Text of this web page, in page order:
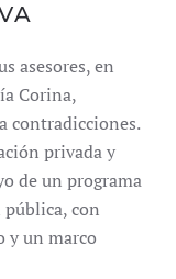
asesores, en
Corina,
contradicciones.
privada y
de un programa
pública, con
y un marco